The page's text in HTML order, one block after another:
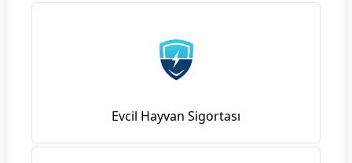
Evcil Hayvan Sigortası